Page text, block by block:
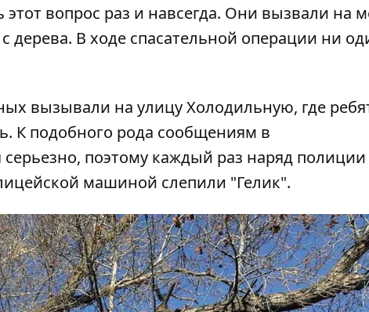
вопрос раз и навсегда. Они вызвали на
дерева. В ходе спасательной операции ни
вызывали на улицу Холодильную, где
. К подобного рода сообщениям в
поэтому каждый раз наряд полиции
машиной слепили "Гелик".